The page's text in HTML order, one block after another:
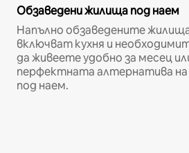
Обзаведени жилища под наем
Напълно обзаведените
включват кухня и
да живеете удобно за месец
перфектната алтернатива
под наем.